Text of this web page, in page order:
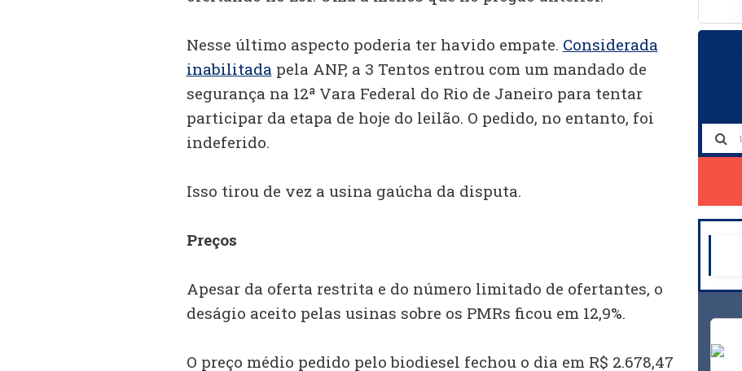
Nesse último aspecto poderia ter havido empate. Considerada
inabilitada pela ANP, a 3 Tentos entrou com um mandado de
segurança na 12ª Vara Federal do Rio de Janeiro para tentar
participar da etapa de hoje do leilão. O pedido, no entanto, foi
indeferido.
Isso tirou de vez a usina gaúcha da disputa.
Preços
Apesar da oferta restrita e do número limitado de ofertantes, o
deságio aceito pelas usinas sobre os PMRs ficou em 12,9%.
O preço médio pedido pelo biodiesel fechou o dia em R$ 2.678,47